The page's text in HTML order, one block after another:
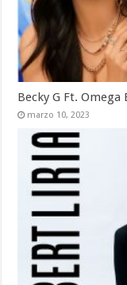
Becky G Ft.
marzo 10, 2023